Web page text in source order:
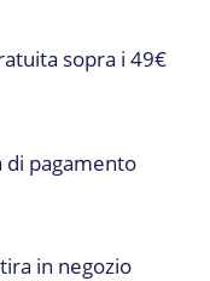
sopra i 49€
di pagamento
in negozio